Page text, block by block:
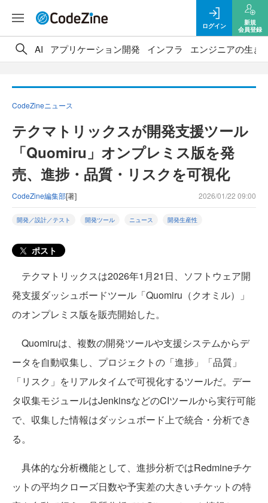
ログイン
新規
会員登録
AI アプリケーション開発 インフラ エンジニアの生き
CodeZineニュース
テクマトリックスが開発支援ツール
「Quomiru」オンプレミス版を発
売、進捗・品質・リスクを可視化
CodeZine編集部[著] 2026/01/22 09:00
開発／設計／テスト 開発ツール ニュース 開発生産性
ポスト
テクマトリックスは2026年1月21日、ソフトウェア開
発支援ダッシュボードツール「Quomiru（クオミル）」
のオンプレミス版を販売開始した。
Quomiruは、複数の開発ツールや支援システムからデ
ータを自動収集し、プロジェクトの「進捗」「品質」
「リスク」をリアルタイムで可視化するツールだ。デー
タ収集モジュールはJenkinsなどのCIツールから実行可能
で、収集した情報はダッシュボード上で統合・分析でき
る。
具体的な分析機能として、進捗分析ではRedmineチケ
ットの平均クローズ日数や予実差の大きいチケットの特